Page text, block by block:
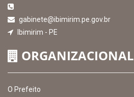
gabinete@ibimirim.pe.gov.br
Ibimirim - PE
ORGANIZACIONAL
O Prefeito